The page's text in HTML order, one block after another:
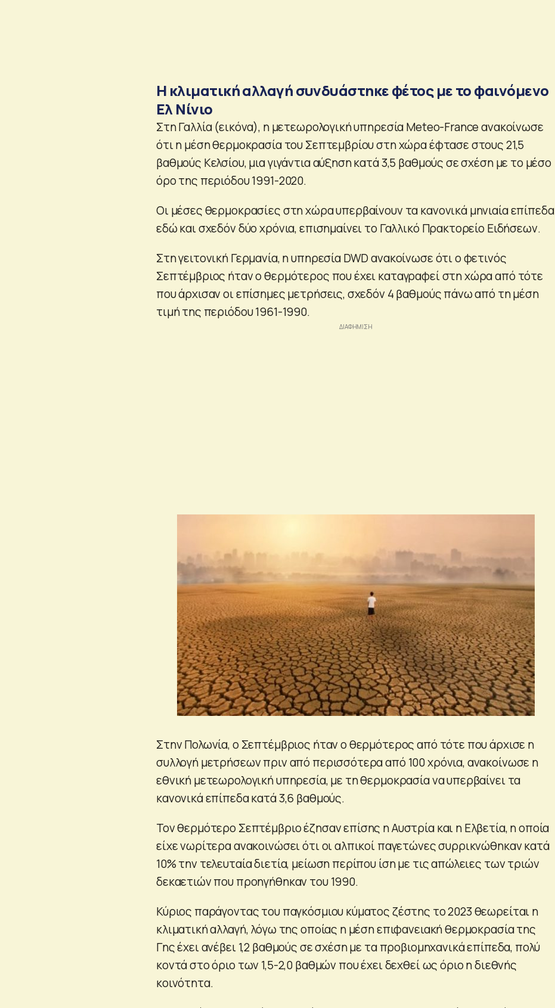
Η κλιματική αλλαγή συνδυάστηκε φέτος με το φαινόμενο
Ελ Νίνιο
Στη Γαλλία (εικόνα), η μετεωρολογική υπηρεσία Meteo-France ανακοίνωσε
ότι η μέση θερμοκρασία του Σεπτεμβρίου στη χώρα έφτασε στους 21,5
βαθμούς Κελσίου, μια γιγάντια αύξηση κατά 3,5 βαθμούς σε σχέση με το μέσο
όρο της περιόδου 1991-2020.
Οι μέσες θερμοκρασίες στη χώρα υπερβαίνουν τα κανονικά μηνιαία επίπεδα
εδώ και σχεδόν δύο χρόνια, επισημαίνει το Γαλλικό Πρακτορείο Ειδήσεων.
Στη γειτονική Γερμανία, η υπηρεσία DWD ανακοίνωσε ότι ο φετινός
Σεπτέμβριος ήταν ο θερμότερος που έχει καταγραφεί στη χώρα από τότε
που άρχισαν οι επίσημες μετρήσεις, σχεδόν 4 βαθμούς πάνω από τη μέση
τιμή της περιόδου 1961-1990.
Στην Πολωνία, ο Σεπτέμβριος ήταν ο θερμότερος από τότε που άρχισε η
συλλογή μετρήσεων πριν από περισσότερα από 100 χρόνια, ανακοίνωσε η
εθνική μετεωρολογική υπηρεσία, με τη θερμοκρασία να υπερβαίνει τα
κανονικά επίπεδα κατά 3,6 βαθμούς.
Τον θερμότερο Σεπτέμβριο έζησαν επίσης η Αυστρία και η Ελβετία, η οποία
είχε νωρίτερα ανακοινώσει ότι οι αλπικοί παγετώνες συρρικνώθηκαν κατά
10% την τελευταία διετία, μείωση περίπου ίση με τις απώλειες των τριών
δεκαετιών που προηγήθηκαν του 1990.
Κύριος παράγοντας του παγκόσμιου κύματος ζέστης το 2023 θεωρείται η
κλιματική αλλαγή, λόγω της οποίας η μέση επιφανειακή θερμοκρασία της
Γης έχει ανέβει 1,2 βαθμούς σε σχέση με τα προβιομηχανικά επίπεδα, πολύ
κοντά στο όριο των 1,5-2,0 βαθμών που έχει δεχθεί ως όριο η διεθνής
κοινότητα.